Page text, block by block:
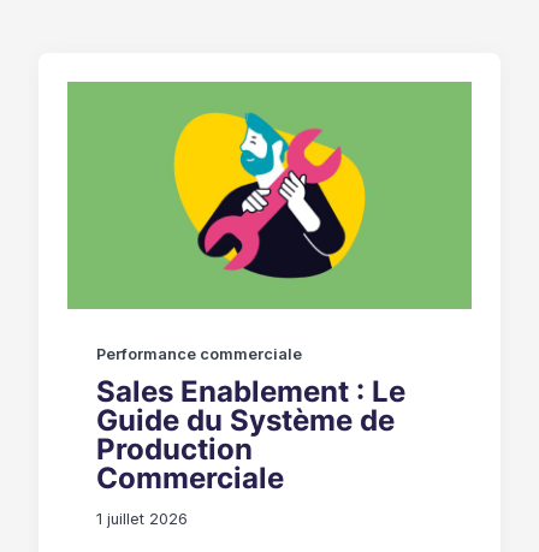
Performance commerciale
Sales Enablement : Le
Guide du Système de
Production
Commerciale
1 juillet 2026